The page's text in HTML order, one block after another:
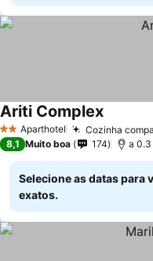
2 EstrelasAparthotel Cozinha
Ariti Complex
8,1 Muito boa 174 a 0.3
Selecione as datas para
exatos.